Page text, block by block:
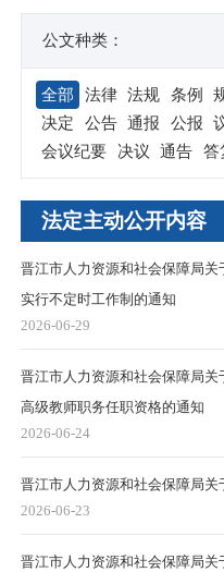
公文种类：
全部 法律 法规 条例
决定
公告 通报 公报
会议纪要
决议 通告 答
法定主动公开内容
晋江市人力资源和社会保障局
实行不定时工作制的通知
2026-06-29
晋江市人力资源和社会保障局
高级教师职务任职资格的通知
2026-06-24
晋江市人力资源和社会保障局
2026-06-23
晋江市人力资源和社会保障局